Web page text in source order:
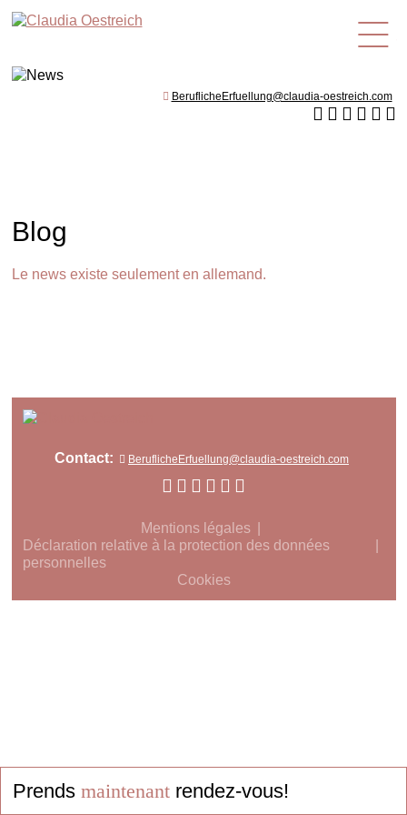
fr
BeruflicheErfuellung@claudia-oestreich.com
Blog
Le news existe seulement en allemand.
Contact: BeruflicheErfuellung@claudia-oestreich.com
Mentions légales
Déclaration relative à la protection des données
personnelles
Cookies
Prends maintenantrendez-vous!